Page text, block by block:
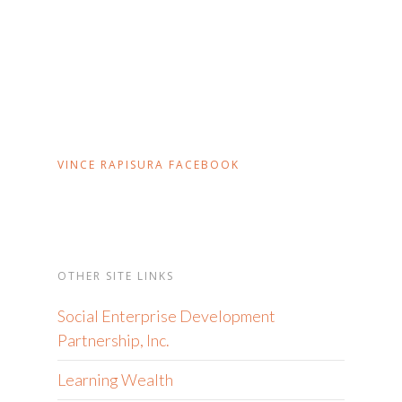
VINCE RAPISURA FACEBOOK
OTHER SITE LINKS
Social Enterprise Development
Partnership, Inc.
Learning Wealth